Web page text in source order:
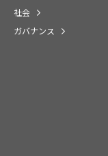
社会
ガバナンス